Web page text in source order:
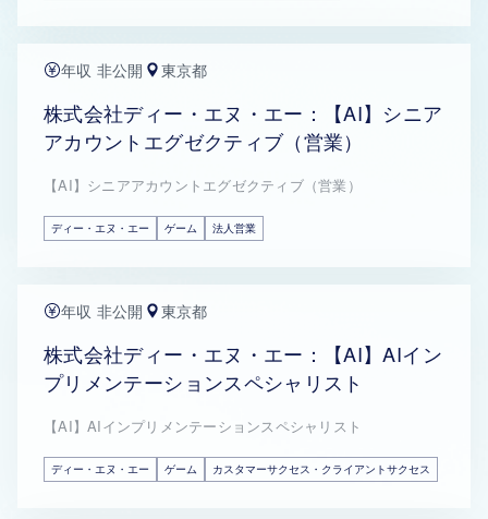
年収 非公開 東京都
株式会社ディー・エヌ・エー：【AI】シニア
アカウントエグゼクティブ（営業）
【AI】シニアアカウントエグゼクティブ（営業）
ディー・エヌ・エー ゲーム 法人営業
年収 非公開 東京都
株式会社ディー・エヌ・エー：【AI】AIイン
プリメンテーションスペシャリスト
【AI】AIインプリメンテーションスペシャリスト
ディー・エヌ・エー ゲーム カスタマーサクセス・クライアントサクセス